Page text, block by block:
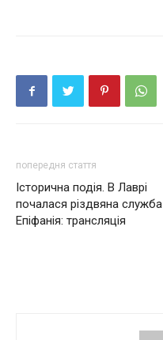
попередня стаття
Історична подія. В Лаврі
почалася різдвяна служба
Епіфанія: трансляція